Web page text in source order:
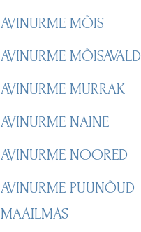
AVINURME MÕIS
AVINURME MÕISAVALD
AVINURME MURRAK
AVINURME NAINE
AVINURME NOORED
AVINURME PUUNÕUD
MAAILMAS